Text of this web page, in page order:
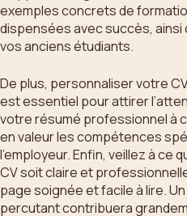
exemples concrets de
dispensées avec succès,
vos anciens étudiants.
De plus, personnaliser votre
est essentiel pour attirer
votre résumé professionnel à
en valeur les compétences
l’employeur. Enfin, veillez à ce
CV soit claire et
page soignée et facile à lire.
percutant contribuera